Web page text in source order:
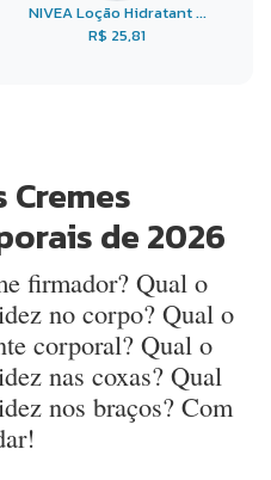
NIVEA Loção Hidratant ...
R$ 25,81
Cremes
de 2026
firmador? Qual o
no corpo? Qual o
corporal? Qual o
nas coxas? Qual
nos braços? Com